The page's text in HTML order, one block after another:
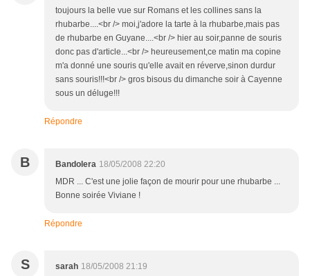
toujours la belle vue sur Romans et les collines sans la
rhubarbe....<br /> moi,j'adore la tarte à la rhubarbe,mais pas
de rhubarbe en Guyane....<br /> hier au soir,panne de souris
donc pas d'article...<br /> heureusement,ce matin ma copine
m'a donné une souris qu'elle avait en réverve,sinon durdur
sans souris!!!<br /> gros bisous du dimanche soir à Cayenne
sous un déluge!!!
Répondre
B Bandolera 18/05/2008 22:20
MDR ... C'est une jolie façon de mourir pour une rhubarbe ...
Bonne soirée Viviane !
Répondre
S sarah 18/05/2008 21:19